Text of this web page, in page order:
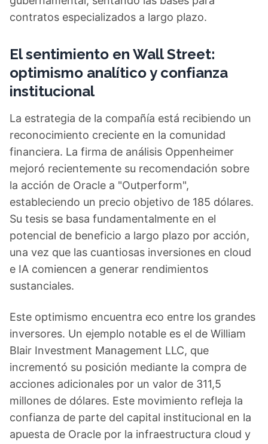
contratos especializados a largo plazo.
El sentimiento en Wall Street:
optimismo analítico y confianza
institucional
La estrategia de la compañía está recibiendo un
reconocimiento creciente en la comunidad
financiera. La firma de análisis Oppenheimer
mejoró recientemente su recomendación sobre
la acción de Oracle a "Outperform",
estableciendo un precio objetivo de 185 dólares.
Su tesis se basa fundamentalmente en el
potencial de beneficio a largo plazo por acción,
una vez que las cuantiosas inversiones en cloud
e IA comiencen a generar rendimientos
sustanciales.
Este optimismo encuentra eco entre los grandes
inversores. Un ejemplo notable es el de William
Blair Investment Management LLC, que
incrementó su posición mediante la compra de
acciones adicionales por un valor de 311,5
millones de dólares. Este movimiento refleja la
confianza de parte del capital institucional en la
apuesta de Oracle por la infraestructura cloud y